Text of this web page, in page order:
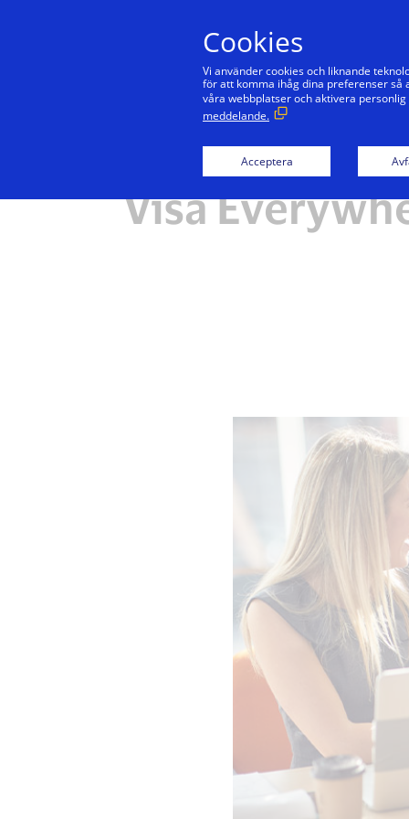
Visa
Cookies
Vi använder cookies och liknande
för att komma ihåg dina preferenser så
våra webbplatser och aktivera
meddelande.
Acceptera